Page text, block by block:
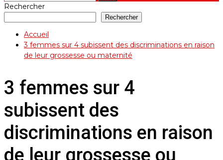
Rechercher
Rechercher
Accueil
3 femmes sur 4 subissent des discriminations en raison
de leur grossesse ou maternité
3 femmes sur 4
subissent des
discriminations en raison
de leur grossesse ou